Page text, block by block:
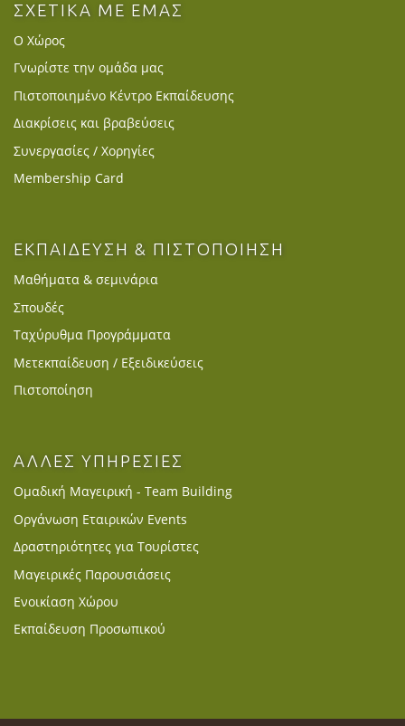
ΣΧΕΤΙΚΑ ΜΕ ΕΜΑΣ
Ο Χώρος
Γνωρίστε την ομάδα μας
Πιστοποιημένο Κέντρο Εκπαίδευσης
Διακρίσεις και βραβεύσεις
Συνεργασίες / Χορηγίες
Membership Card
ΕΚΠΑΙΔΕΥΣΗ & ΠΙΣΤΟΠΟΙΗΣΗ
Μαθήματα & σεμινάρια
Σπουδές
Ταχύρυθμα Προγράμματα
Μετεκπαίδευση / Εξειδικεύσεις
Πιστοποίηση
ΑΛΛΕΣ ΥΠΗΡΕΣΙΕΣ
Ομαδική Μαγειρική - Team Building
Οργάνωση Εταιρικών Events
Δραστηριότητες για Τουρίστες
Μαγειρικές Παρουσιάσεις
Ενοικίαση Χώρου
Εκπαίδευση Προσωπικού